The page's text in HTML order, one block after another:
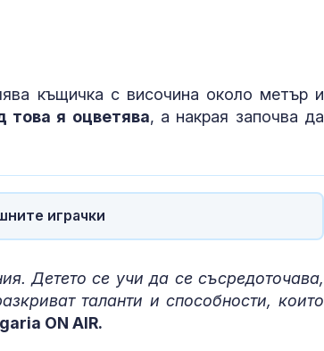
къщичка с височина около метър и
това я оцветява, а накрая започва да
играчки
Детето се учи да се съсредоточава,
таланти и способности, които
ON AIR.